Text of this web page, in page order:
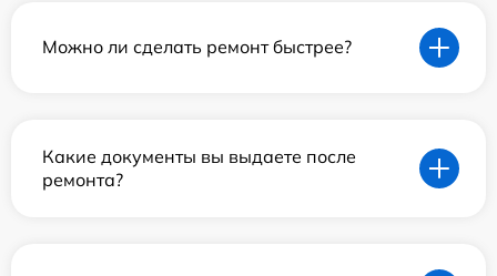
Можно ли сделать ремонт быстрее?
Какие документы вы выдаете после
ремонта?